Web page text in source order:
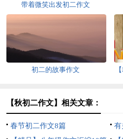
带着微笑出发初二作文
初二的故事作文
【秋初二作文】相关文章：
春节初二作文8篇
有